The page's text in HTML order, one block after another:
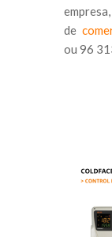
de
ou 96